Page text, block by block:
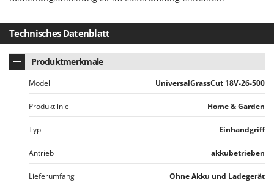
Ripartrak
Ritter
River Systems
Robomow
Rossofuoco
Rover Pompe
Royal Food
Ryobi
Technisches Datenblatt
Produktmerkmale
Modell UniversalGrassCut 18V-26-500
Produktlinie Home & Garden
Typ Einhandgriff
Antrieb akkubetrieben
Lieferumfang Ohne Akku und Ladegerät